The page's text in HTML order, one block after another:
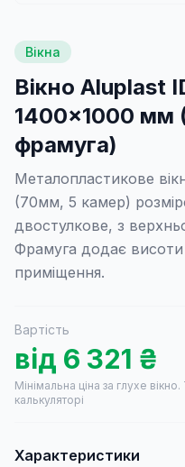
Вікна
Вікно Aluplast
1400×1000 мм
фрамуга)
Металопластикове
(70мм, 5 камер)
двостулкове, з
Фрамуга додає висоти
приміщення.
Вартість
від 6 321 ₴
Мінімальна ціна за глухе вікно.
калькуляторі
Характеристики